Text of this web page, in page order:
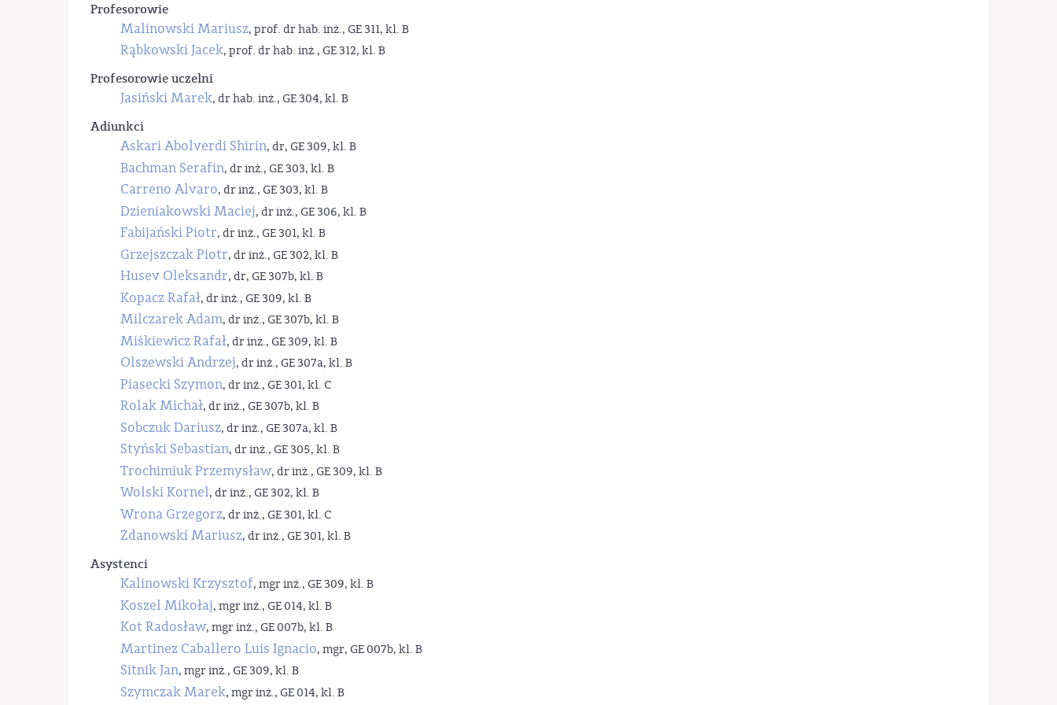
Profesorowie
Malinowski Mariusz, prof. dr hab. inż., GE 311, kl. B
Rąbkowski Jacek, prof. dr hab. inż., GE 312, kl. B
Profesorowie uczelni
Jasiński Marek, dr hab. inż., GE 304, kl. B
Adiunkci
Askari Abolverdi Shirin, dr, GE 309, kl. B
Bachman Serafin, dr inż., GE 303, kl. B
Carreno Alvaro, dr inż., GE 303, kl. B
Dzieniakowski Maciej, dr inż., GE 306, kl. B
Fabijański Piotr, dr inż., GE 301, kl. B
Grzejszczak Piotr, dr inż., GE 302, kl. B
Husev Oleksandr, dr, GE 307b, kl. B
Kopacz Rafał, dr inż., GE 309, kl. B
Milczarek Adam, dr inż., GE 307b, kl. B
Miśkiewicz Rafał, dr inż., GE 309, kl. B
Olszewski Andrzej, dr inż., GE 307a, kl. B
Piasecki Szymon, dr inż., GE 301, kl. C
Rolak Michał, dr inż., GE 307b, kl. B
Sobczuk Dariusz, dr inż., GE 307a, kl. B
Styński Sebastian, dr inż., GE 305, kl. B
Trochimiuk Przemysław, dr inż., GE 309, kl. B
Wolski Kornel, dr inż., GE 302, kl. B
Wrona Grzegorz, dr inż., GE 301, kl. C
Zdanowski Mariusz, dr inż., GE 301, kl. B
Asystenci
Kalinowski Krzysztof, mgr inż., GE 309, kl. B
Koszel Mikołaj, mgr inż., GE 014, kl. B
Kot Radosław, mgr inż., GE 007b, kl. B
Martinez Caballero Luis Ignacio, mgr, GE 007b, kl. B
Sitnik Jan, mgr inż., GE 309, kl. B
Szymczak Marek, mgr inż., GE 014, kl. B